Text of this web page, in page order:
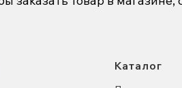
Каталог